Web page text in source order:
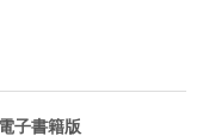
子書籍版